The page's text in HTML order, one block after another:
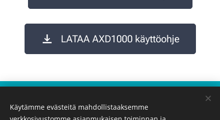
LATAA AXD1000 käyttöohje
Tietosuojakäytäntö
Käytämme evästeitä mahdollistaaksemme